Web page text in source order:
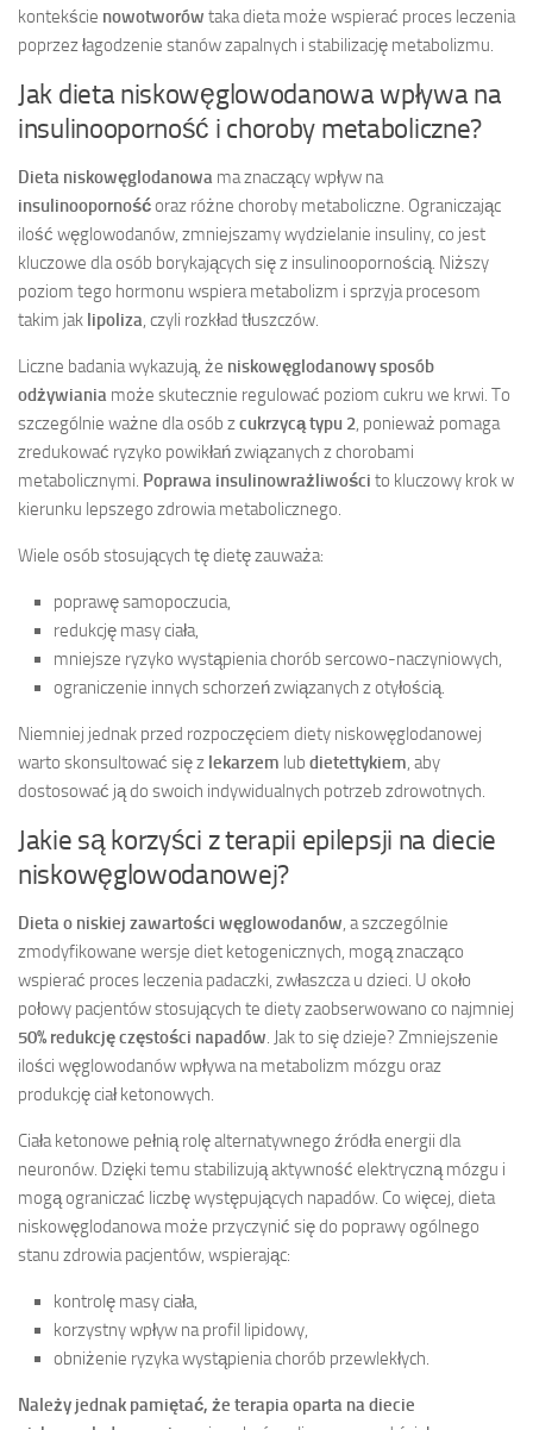
kontekście nowotworów taka dieta może wspierać proces leczenia
poprzez łagodzenie stanów zapalnych i stabilizację metabolizmu.
Jak dieta niskowęglowodanowa wpływa na
insulinooporność i choroby metaboliczne?
Dieta niskowęglodanowa ma znaczący wpływ na
insulinoopornośćoraz różne choroby metaboliczne. Ograniczając
ilość węglowodanów, zmniejszamy wydzielanie insuliny, co jest
kluczowe dla osób borykających się z insulinoopornością. Niższy
poziom tego hormonu wspiera metabolizm i sprzyja procesom
takim jak lipoliza, czyli rozkład tłuszczów.
Liczne badania wykazują, że niskowęglodanowy sposób
odżywiania może skutecznie regulować poziom cukru we krwi. To
szczególnie ważne dla osób zcukrzycą typu 2, ponieważ pomaga
zredukować ryzyko powikłań związanych z chorobami
metabolicznymi. Poprawa insulinowrażliwości to kluczowy krok w
kierunku lepszego zdrowia metabolicznego.
Wiele osób stosujących tę dietę zauważa:
poprawę samopoczucia,
redukcję masy ciała,
mniejsze ryzyko wystąpienia chorób sercowo-naczyniowych,
ograniczenie innych schorzeń związanych z otyłością.
Niemniej jednak przed rozpoczęciem diety niskowęglodanowej
warto skonsultować się z lekarzem lub dietettykiem, aby
dostosować ją do swoich indywidualnych potrzeb zdrowotnych.
Jakie są korzyści z terapii epilepsji na diecie
niskowęglowodanowej?
Dieta o niskiej zawartości węglowodanów, a szczególnie
zmodyfikowane wersje diet ketogenicznych, mogą znacząco
wspierać proces leczenia padaczki, zwłaszcza u dzieci. U około
połowy pacjentów stosujących te diety zaobserwowano co najmniej
50% redukcję częstości napadów. Jak to się dzieje? Zmniejszenie
ilości węglowodanów wpływa na metabolizm mózgu oraz
produkcję ciał ketonowych.
Ciała ketonowe pełnią rolę alternatywnego źródła energii dla
neuronów. Dzięki temu stabilizują aktywność elektryczną mózgu i
mogą ograniczać liczbę występujących napadów. Co więcej, dieta
niskowęglodanowa może przyczynić się do poprawy ogólnego
stanu zdrowia pacjentów, wspierając:
kontrolę masy ciała,
korzystny wpływ na profil lipidowy,
obniżenie ryzyka wystąpienia chorób przewlekłych.
Należy jednak pamiętać, że terapia oparta na diecie